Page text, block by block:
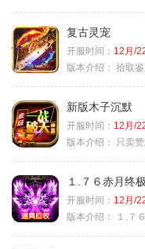
复古灵宠
开服时间： 12月/
版本介绍： 拾取鉴
新版木子沉默
开服时间： 12月/
版本介绍：
只卖
１.７６赤月终极
开服时间： 12月/
版本介绍：
１.７